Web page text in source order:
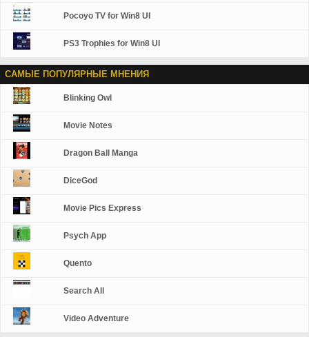
Pocoyo TV for Win8 UI
PS3 Trophies for Win8 UI
САМЫЕ ПОПУЛЯРНЫЕ МНЕНИЯ
Blinking Owl
Movie Notes
Dragon Ball Manga
DiceGod
Movie Pics Express
Psych App
Quento
Search All
Video Adventure